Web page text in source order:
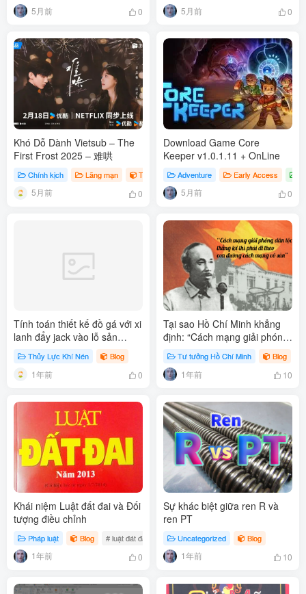
5月前 0 5月前 0
Khó Dỗ Dành Vietsub – The
First Frost 2025 – 难哄
Chính kịch Lãng mạn TvSeries # The First Frost
5月前 0
Download Game Core
Keeper v1.0.1.11 + OnLine
Adventure Early Access
5月前 0
Tính toán thiết kế đồ gá với xi
lanh đẩy jack vào lỗ sản
phẩm để test
Thủy Lực Khí Nén Blog
1年前 0
Tại sao Hồ Chí Minh khẳng
định: “Cách mạng giải phóng
dân tộc muốn thắng lợi thì
phải đi theo con đường cách
mạng vô sản”
Tư tưởng Hồ Chí Minh Blog
1年前 10
Khái niệm Luật đất đai và Đối
tượng điều chỉnh
Pháp luật Blog # luật đát đai 2013 # khái niệm luật đất đai
1年前 0
Sự khác biệt giữa ren R và
ren PT
Uncategorized Blog
1年前 10